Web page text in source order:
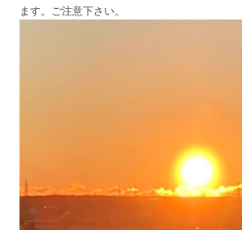
ます。ご注意下さい。